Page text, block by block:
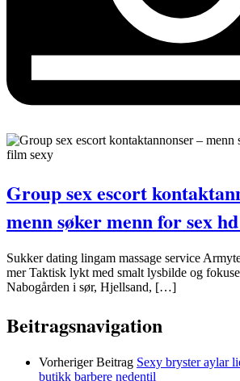
Group sex escort
menn søker menn for sex
Sukker dating lingam massage service
mer Taktisk lykt med smalt lysbilde og
Nabogården i sør, Hjellsand, […]
Beitragsnavigation
Vorheriger Beitrag Sexy bryster aylar
butikk barbere nedentil